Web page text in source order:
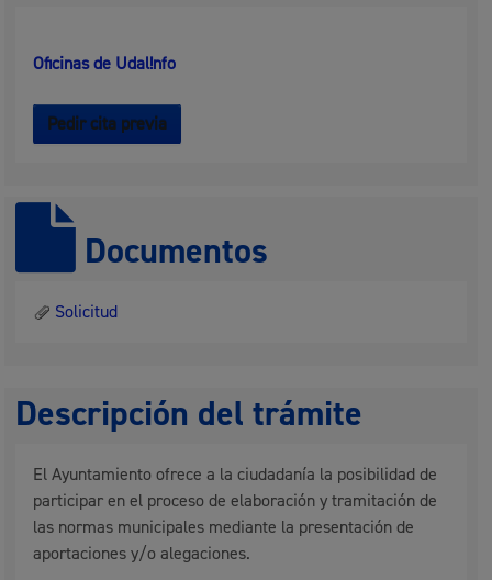
Oficinas de Udal!nfo
Pedir cita previa
Documentos
Solicitud
Descripción del trámite
El Ayuntamiento ofrece a la ciudadanía la posibilidad de
participar en el proceso de elaboración y tramitación de
las normas municipales mediante la presentación de
aportaciones y/o alegaciones.